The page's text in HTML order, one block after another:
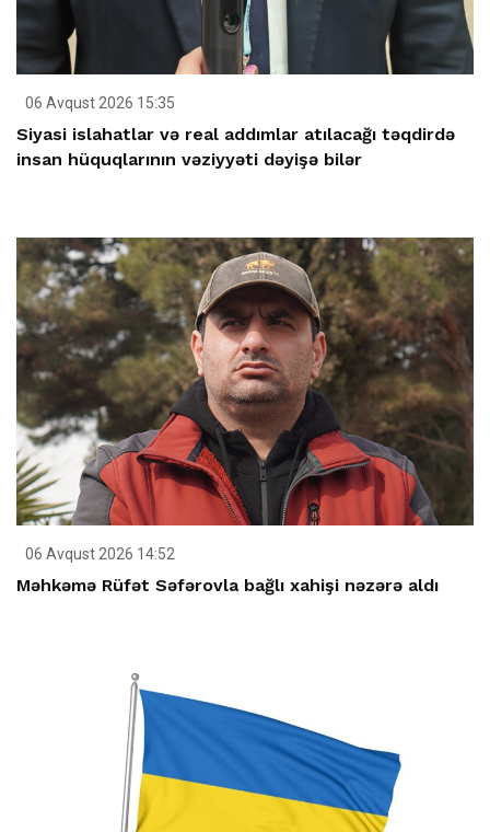
06 Avqust 2026 15:35
Siyasi islahatlar və real addımlar atılacağı təqdirdə
insan hüquqlarının vəziyyəti dəyişə bilər
06 Avqust 2026 14:52
Məhkəmə Rüfət Səfərovla bağlı xahişi nəzərə aldı